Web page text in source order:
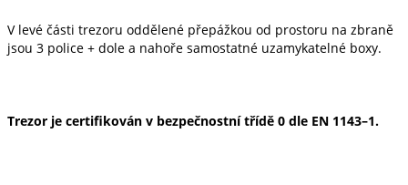
V levé části trezoru oddělené přepážkou od prostoru na zbraně
jsou 3 police + dole a nahoře samostatné uzamykatelné boxy.
Trezor je certifikován v bezpečnostní třídě 0 dle EN 1143–1.